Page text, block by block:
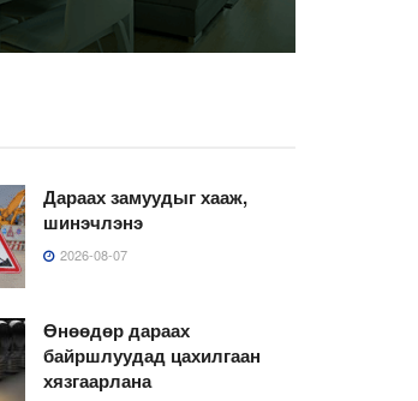
Дараах замуудыг хааж,
шинэчлэнэ
2026-08-07
Өнөөдөр дараах
байршлуудад цахилгаан
хязгаарлана